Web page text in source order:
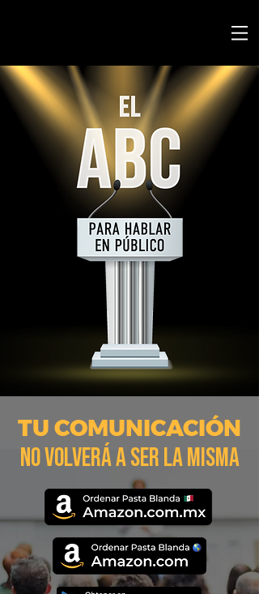
TU COMUNICACIÓN
NO VOLVERÁ A SER LA MISMA